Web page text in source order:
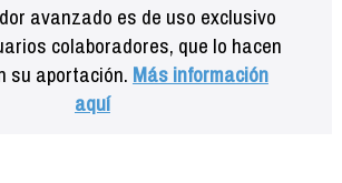
avanzado es de uso exclusivo
colaboradores, que lo hacen
su aportación. Más información
aquí